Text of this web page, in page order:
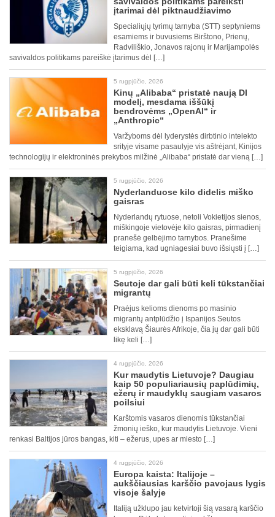
įtarimai dėl piktnaudžiavimo
Specialiųjų tyrimų tarnyba (STT) septyniems
esamiems ir buvusiems Birštono, Prienų,
Radviliškio, Jonavos rajonų ir Marijampolės
savivaldos politikams pareiškė įtarimus dėl […]
5 rugpjūčio, 2026
Kinų „Alibaba“ pristatė naują DI
modelį, mesdama iššūkį
bendrovėms „OpenAI“ ir
„Anthropic“
Varžyboms dėl lyderystės dirbtinio intelekto
srityje visame pasaulyje vis aštrėjant, Kinijos
technologijų ir elektroninės prekybos milžinė „Alibaba“ pristatė dar vieną […]
5 rugpjūčio, 2026
Nyderlanduose kilo didelis miško
gaisras
Nyderlandų rytuose, netoli Vokietijos sienos,
miškingoje vietovėje kilo gaisras, pirmadienį
pranešė gelbėjimo tarnybos. Pranešime
teigiama, kad ugniagesiai buvo išsiųsti į […]
5 rugpjūčio, 2026
Seutoje dar gali būti keli tūkstančiai
migrantų
Praėjus kelioms dienoms po masinio
migrantų antplūdžio į Ispanijos Seutos
eksklavą Šiaurės Afrikoje, čia jų dar gali būti
likę keli […]
4 rugpjūčio, 2026
Kur maudytis Lietuvoje? Daugiau
kaip 50 populiariausių paplūdimių,
ežerų ir maudyklų saugiam vasaros
poilsiui
Karštomis vasaros dienomis tūkstančiai
žmonių ieško, kur maudytis Lietuvoje. Vieni
renkasi Baltijos jūros bangas, kiti – ežerus, upes ar miesto […]
4 rugpjūčio, 2026
Europa kaista: Italijoje –
aukščiausias karščio pavojaus lygis
visoje šalyje
Italiją užklupo jau ketvirtoji šią vasarą karščio